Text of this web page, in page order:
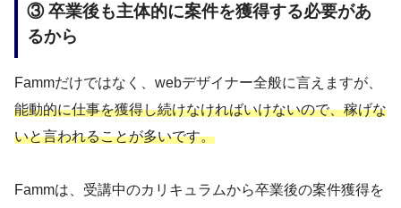
③ 卒業後も主体的に案件を獲得する必要があ
るから
Fammだけではなく、webデザイナー全般に言えますが、
能動的に仕事を獲得し続けなければいけないので、稼げな
いと言われることが多いです。
Fammは、受講中のカリキュラムから卒業後の案件獲得を